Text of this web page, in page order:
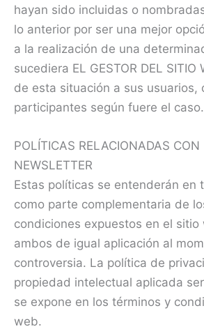
hayan sido incluidas o
lo anterior por ser una mejor
a la realización de una
sucediera EL GESTOR DEL SITIO
de esta situación a sus usuarios,
participantes según fuere el caso.
POLÍTICAS RELACIONADAS CON
NEWSLETTER
Estas políticas se entenderán en
como parte complementaria de
condiciones expuestos en el
ambos de igual aplicación al
controversia. La política de
propiedad intelectual aplicada
se expone en los términos y
web.